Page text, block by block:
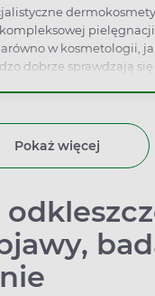
pielęgnacji
w kosmetologii,
dobrze sprawdzają się
Pokaż więcej